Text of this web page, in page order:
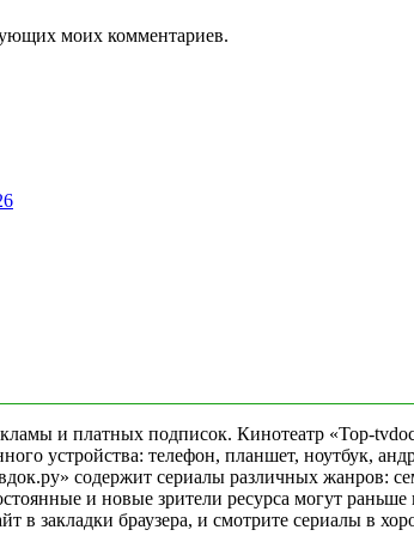
моих комментариев.
и платных подписок. Кинотеатр «Top-
устройства: телефон, планшет, ноутбук,
содержит сериалы различных
и новые зрители ресурса могут раньше
в закладки браузера, и смотрите сериалы в